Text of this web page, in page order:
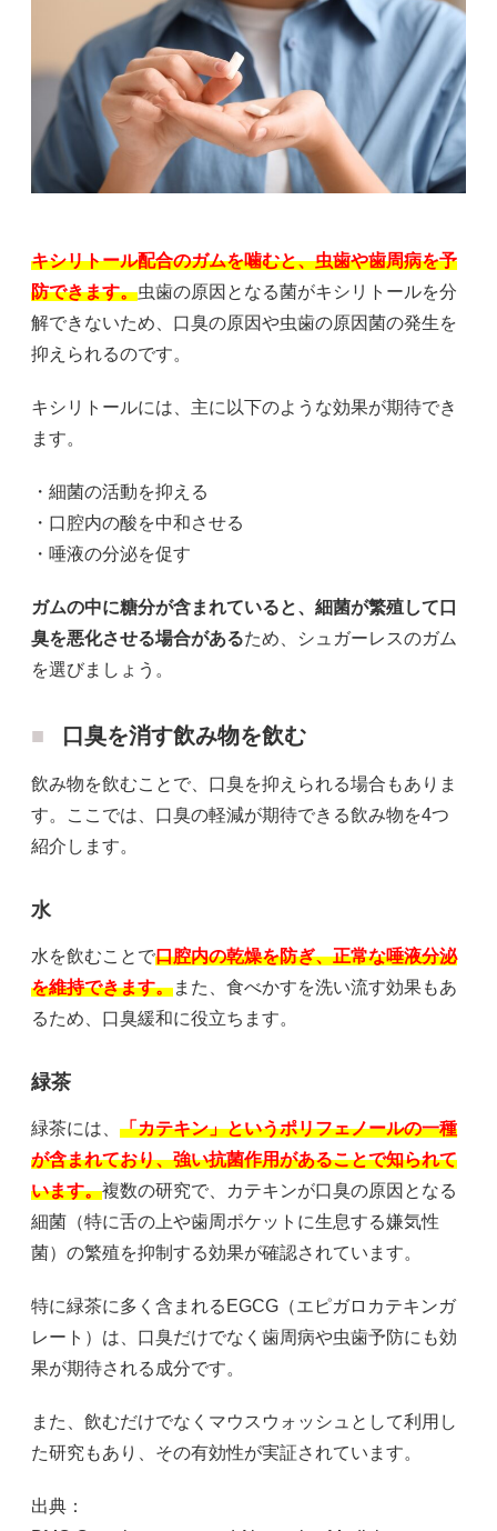
キシリトール配合のガムを噛むと、虫歯や歯周病を予
防できます。虫歯の原因となる菌がキシリトールを分
解できないため、口臭の原因や虫歯の原因菌の発生を
抑えられるのです。
キシリトールには、主に以下のような効果が期待でき
ます。
・細菌の活動を抑える
・口腔内の酸を中和させる
・唾液の分泌を促す
ガムの中に糖分が含まれていると、細菌が繁殖して口
臭を悪化させる場合があるため、シュガーレスのガム
を選びましょう。
口臭を消す飲み物を飲む
飲み物を飲むことで、口臭を抑えられる場合もありま
す。ここでは、口臭の軽減が期待できる飲み物を4つ
紹介します。
水
水を飲むことで口腔内の乾燥を防ぎ、正常な唾液分泌
を維持できます。また、食べかすを洗い流す効果もあ
るため、口臭緩和に役立ちます。
緑茶
緑茶には、 「カテキン」というポリフェノールの一種
が含まれており、強い抗菌作用があることで知られて
います。複数の研究で、カテキンが口臭の原因となる
細菌（特に舌の上や歯周ポケットに生息する嫌気性
菌）の繁殖を抑制する効果が確認されています。
特に緑茶に多く含まれるEGCG（エピガロカテキンガ
レート）は、口臭だけでなく歯周病や虫歯予防にも効
果が期待される成分です。
また、飲むだけでなくマウスウォッシュとして利用し
た研究もあり、その有効性が実証されています。
出典：